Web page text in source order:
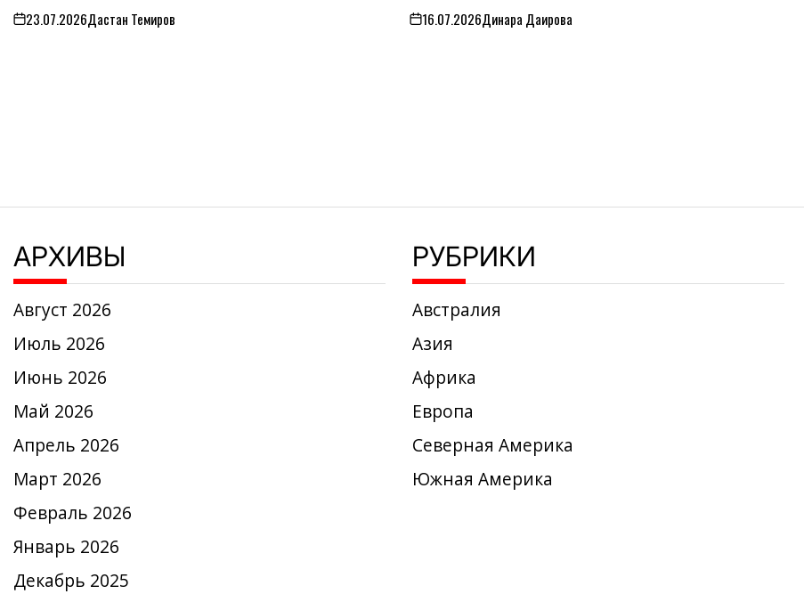
on23.07.2026Дастан Темиров on16.07.2026Динара Даирова
АРХИВЫ
Август 2026
Июль 2026
Июнь 2026
Май 2026
Апрель 2026
Март 2026
Февраль 2026
Январь 2026
Декабрь 2025
РУБРИКИ
Австралия
Азия
Африка
Европа
Северная Америка
Южная Америка